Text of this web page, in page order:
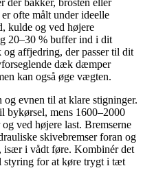
ofte målt under ideelle
kulde og ved højere
20–30 % buffer ind i dit
affjedring, der passer til dit
dæk dæmper
kan også øge vægten.
evnen til at klare stigninger.
bykørsel, mens 1600–2000
ved højere last. Bremserne
skivebremser foran og
især i vådt føre. Kombinér det
styring for at køre trygt i tæt